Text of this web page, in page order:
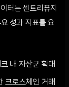
터는 센트리퓨지
성과 지표를 요
내 자산군 확대
로스체인 거래